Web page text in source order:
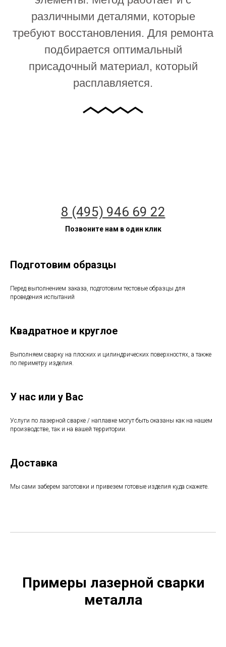
различными деталями, которые
требуют восстановления. Для ремонта
подбирается оптимальный
присадочный материал, который
расплавляется.
8 (495) 946 69 22
Позвоните нам в один клик
Подготовим образцы
Перед выполнением заказа, подготовим тестовые образцы для
проведения испытаний
Квадратное и круглое
Выполняем сварку на плоских и цилиндрических поверхностях, а также
по периметру изделия.
У нас или у Вас
Услуги по лазерной сварке / наплавке могут быть оказаны как на нашем
производстве, так и на вашей территории.
Доставка
Мы сами заберем заготовки и привезем готовые изделия куда скажете.
Примеры лазерной сварки
металла